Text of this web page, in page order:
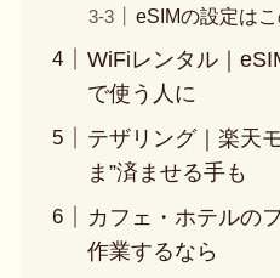
eSIMの設定は
WiFiレンタル｜
で使う人に
テザリング｜楽天
ま”済ませる手も
カフェ・ホテルの
作業するなら